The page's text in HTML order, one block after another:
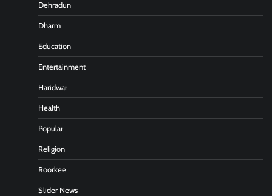
Dehradun
Dharm
Education
Entertainment
Haridwar
Health
Popular
Religion
Roorkee
Slider News